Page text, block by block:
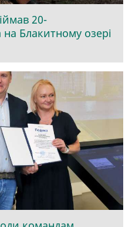
20-
на Блакитному озері